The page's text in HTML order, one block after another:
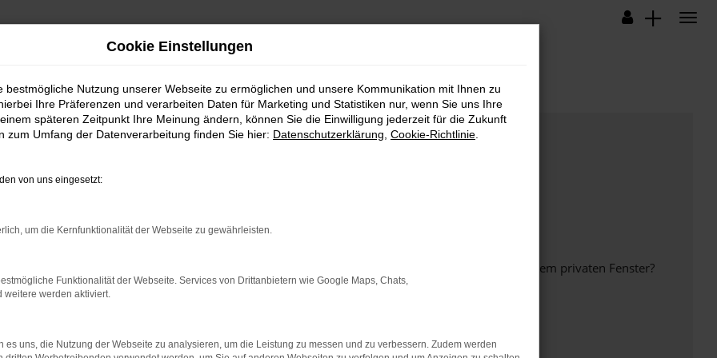
bestimmter Seiten verhindern. Funktioniert die Seite in einem anderen Browser oder in einem privaten Fenster?
beheben.
auf dem neuesten Stand sind.
kann auch dazu führen, dass bestimmte Funktionen nicht mehr unterstützt werden.
Cookie Einstellungen
bestmögliche Nutzung unserer Webseite zu ermöglichen und unsere Kommunikation mit Ihnen zu
Ihre Präferenzen und verarbeiten Daten für Marketing und Statistiken nur, wenn Sie uns Ihre
späteren Zeitpunkt Ihre Meinung ändern, können Sie die Einwilligung jederzeit für die Zukunft
zum Umfang der Datenverarbeitung finden Sie hier: Datenschutzerklärung Cookie-Richtlinie
von uns eingesetzt:
um die Kernfunktionalität der Webseite zu gewährleisten.
Funktionalität der Webseite. Services von Drittanbietern wie Google Maps, Chats,
weitere werden aktiviert.
es uns, die Nutzung der Webseite zu analysieren, um die Leistung zu messen und zu verbessern. Zudem werden